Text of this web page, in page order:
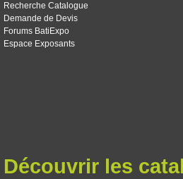
Recherche Catalogue
Demande de Devis
Forums BatiExpo
Espace Exposants
Découvrir les